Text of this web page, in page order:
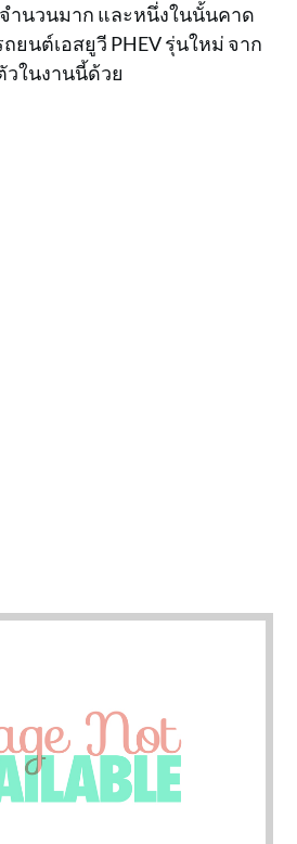
ำนวนมาก และหนึ่งในนั้นคาด
ยนต์เอสยูวี PHEV รุ่นใหม่ จาก
วในงานนี้ด้วย